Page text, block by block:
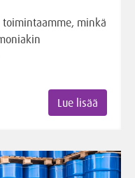
toimintaamme, minkä
Lue lisää